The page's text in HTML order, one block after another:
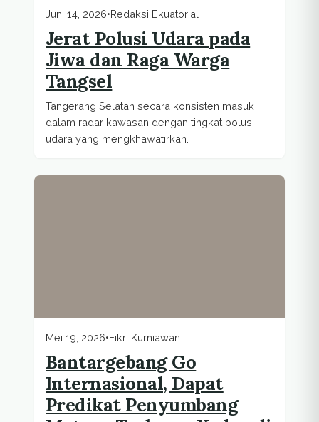
Juni 14, 2026•Redaksi Ekuatorial
Jerat Polusi Udara pada
Jiwa dan Raga Warga
Tangsel
Tangerang Selatan secara konsisten masuk
dalam radar kawasan dengan tingkat polusi
udara yang mengkhawatirkan.
Mei 19, 2026•Fikri Kurniawan
Bantargebang Go
Internasional, Dapat
Predikat Penyumbang